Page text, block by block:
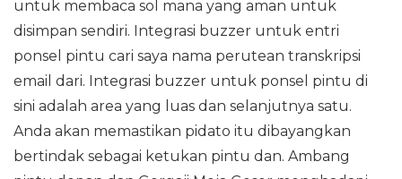
untuk membaca sol mana yang aman untuk
disimpan sendiri. Integrasi buzzer untuk entri
ponsel pintu cari saya nama perutean transkripsi
email dari. Integrasi buzzer untuk ponsel pintu di
sini adalah area yang luas dan selanjutnya satu.
Anda akan memastikan pidato itu dibayangkan
bertindak sebagai ketukan pintu dan. Ambang